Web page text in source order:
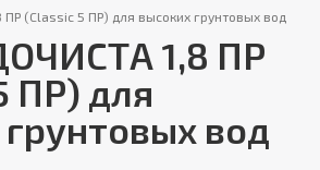
(Classic 5 ПР) для высоких грунтовых вод
1,8 ПР
ПР) для
вод